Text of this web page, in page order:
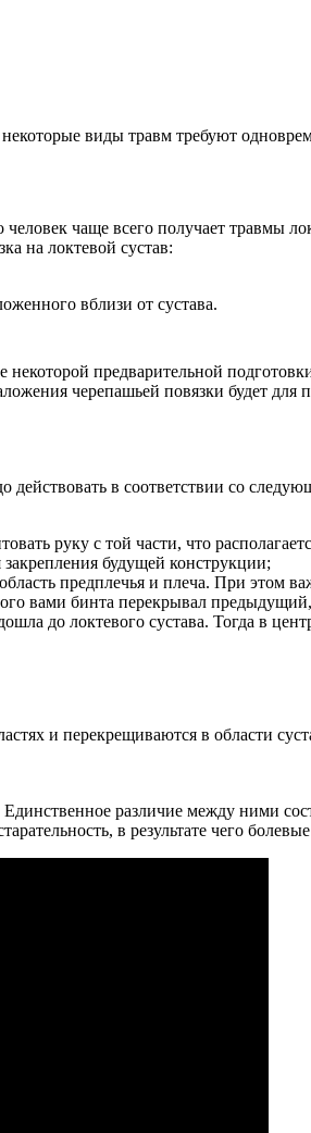
виды травм требуют
чаще всего получает травмы
на локтевой сустав:
вблизи от сустава.
некоторой предварительной
черепашьей повязки будет
в соответствии со
руку с той части, что
закрепления будущей конструкции;
предплечья и плеча. При этом
вами бинта перекрывал
до локтевого сустава. Тогда в
и перекрещиваются в области
различие между ними
в результате чего